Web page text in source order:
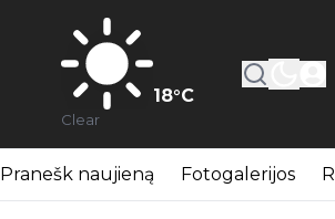
18°C
Clear
Pranešk naujieną Fotogalerijos